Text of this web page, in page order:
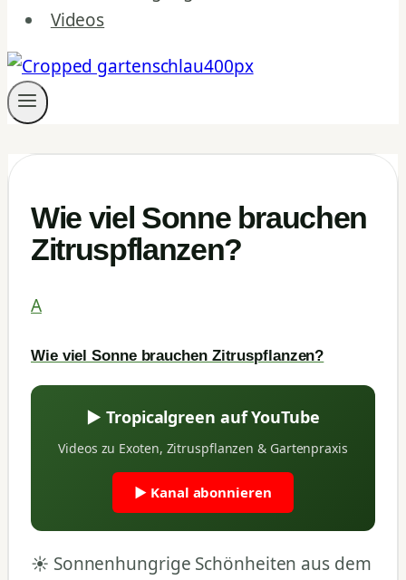
Videos
Wie viel Sonne brauchen
Zitruspflanzen?
A
Wie viel Sonne brauchen Zitruspflanzen?
▶ Tropicalgreen auf YouTube
Videos zu Exoten, Zitruspflanzen & Gartenpraxis
▶ Kanal abonnieren
☀️ Sonnenhungrige Schönheiten aus dem